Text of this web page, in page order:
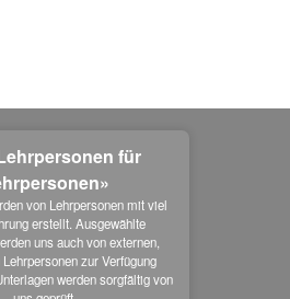
für
von Lehrpersonen mit viel
erstellt. Ausgewählte
uns auch von externen,
zur Verfügung
werden sorgfältig von